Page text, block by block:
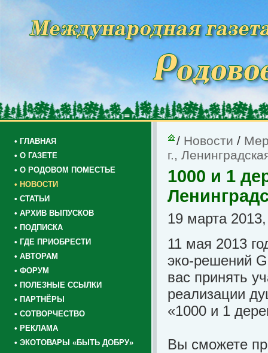
• ГЛАВНАЯ
• О ГАЗЕТЕ
• О РОДОВОМ ПОМЕСТЬЕ
• НОВОСТИ
• СТАТЬИ
• АРХИВ ВЫПУСКОВ
• ПОДПИСКА
• ГДЕ ПРИОБРЕСТИ
• АВТОРАМ
• ФОРУМ
• ПОЛЕЗНЫЕ ССЫЛКИ
• ПАРТНЁРЫ
• СОТВОРЧЕСТВО
• РЕКЛАМА
• ЭКОТОВАРЫ «БЫТЬ ДОБРУ»
/ Новости /
г.,
1000 и 1
19 марта
11 мая 2013
эко-решений
вас принять
реализации
«1000 и 1
Вы сможете